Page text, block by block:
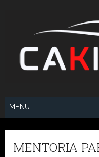
MENU
MENTORIA